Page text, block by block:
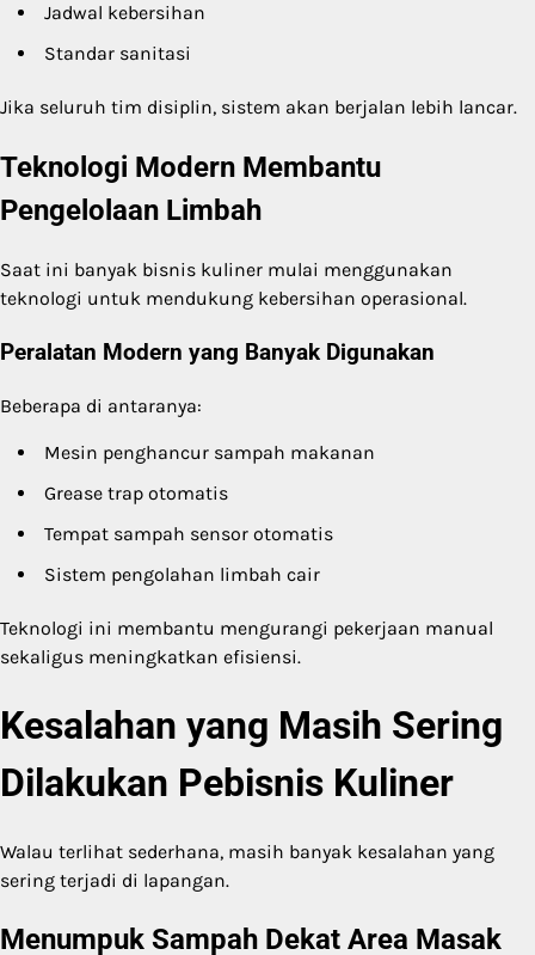
Jadwal kebersihan
Standar sanitasi
Jika seluruh tim disiplin, sistem akan berjalan lebih lancar.
Teknologi Modern Membantu
Pengelolaan Limbah
Saat ini banyak bisnis kuliner mulai menggunakan
teknologi untuk mendukung kebersihan operasional.
Peralatan Modern yang Banyak Digunakan
Beberapa di antaranya:
Mesin penghancur sampah makanan
Grease trap otomatis
Tempat sampah sensor otomatis
Sistem pengolahan limbah cair
Teknologi ini membantu mengurangi pekerjaan manual
sekaligus meningkatkan efisiensi.
Kesalahan yang Masih Sering
Dilakukan Pebisnis Kuliner
Walau terlihat sederhana, masih banyak kesalahan yang
sering terjadi di lapangan.
Menumpuk Sampah Dekat Area Masak